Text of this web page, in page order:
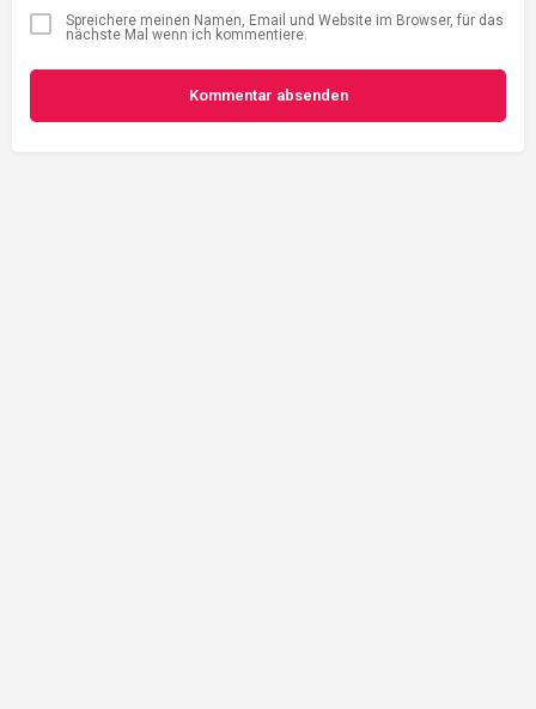
Spreichere meinen Namen, Email und Website im Browser, für das
nächste Mal wenn ich kommentiere.
Kommentar absenden